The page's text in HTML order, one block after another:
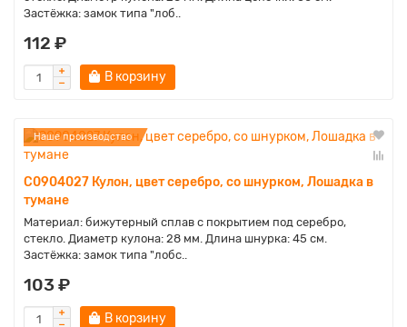
Застёжка: замок типа "лоб..
112 ₽
В корзину
Наше производство
C0904027 Кулон, цвет серебро, со шнурком, Лошадка в
тумане
Материал: бижутерный сплав с покрытием под серебро,
стекло. Диаметр кулона: 28 мм. Длина шнурка: 45 см.
Застёжка: замок типа "лобс..
103 ₽
В корзину